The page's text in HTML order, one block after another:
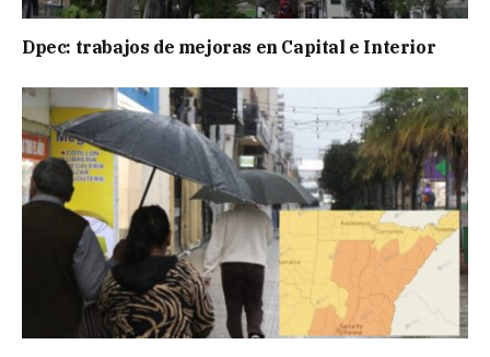
Dpec: trabajos de mejoras en Capital e Interior